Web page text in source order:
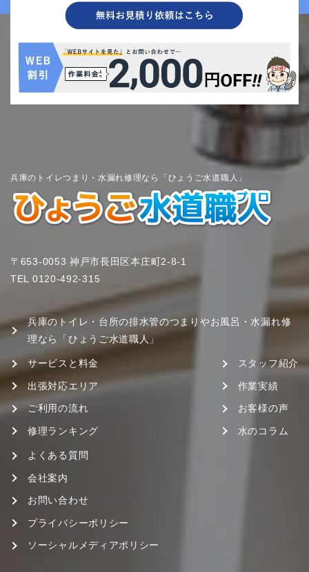
兵庫のトイレつまり・水漏れ修理なら「ひょうご水道職人」
〒653-0053 神戸市長田区本庄町2-8-1
TEL 0120-492-315
兵庫のトイレ・台所の排水管のつまりやお風呂・水漏れ修
理なら「ひょうご水道職人」
サービスと料金
出張対応エリア
ご利用の流れ
修理ランキング
スタッフ紹介
作業実績
お客様の声
水のコラム
よくある質問
会社案内
お問い合わせ
プライバシーポリシー
ソーシャルメディアポリシー